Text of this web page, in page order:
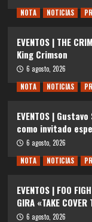
NOTA
NOTICIAS
EVENTOS | THE
King Crimson
6 agosto, 2026
NOTA
NOTICIAS
EVENTOS |
como invitado
6 agosto, 2026
NOTA
NOTICIAS
EVENTOS | FOO
GIRA «TAKE
6 agosto, 2026